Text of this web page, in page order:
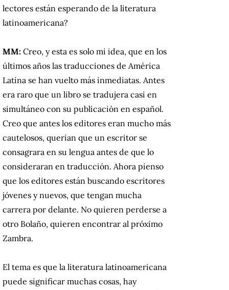
lectores están esperando de la literatura
latinoamericana?
MM: Creo, y esta es solo mi idea, que en los
últimos años las traducciones de América
Latina se han vuelto más inmediatas. Antes
era raro que un libro se tradujera casi en
simultáneo con su publicación en español.
Creo que antes los editores eran mucho más
cautelosos, querían que un escritor se
consagrara en su lengua antes de que lo
consideraran en traducción. Ahora pienso
que los editores están buscando escritores
jóvenes y nuevos, que tengan mucha
carrera por delante. No quieren perderse a
otro Bolaño, quieren encontrar al próximo
Zambra.
El tema es que la literatura latinoamericana
puede significar muchas cosas, hay